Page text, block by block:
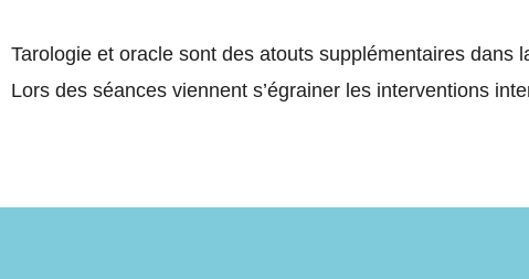
Tarologie et oracle sont des atouts supplémentaires
Lors des séances viennent s’égrainer les interventions